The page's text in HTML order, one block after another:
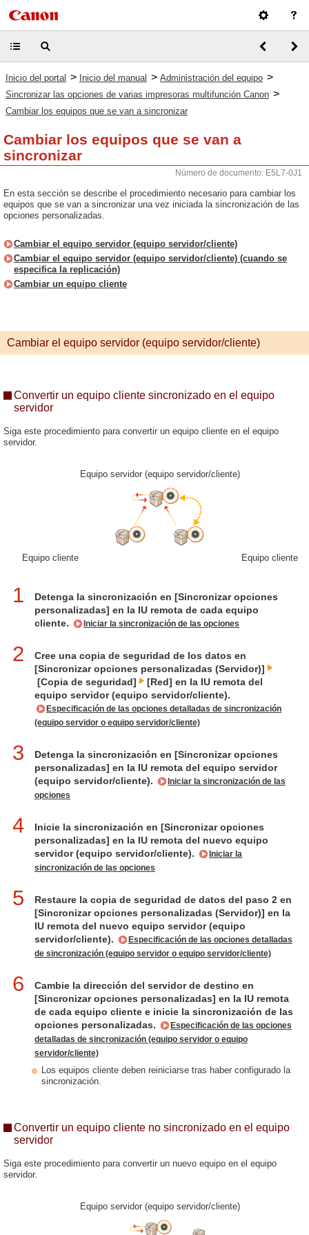
Inicio del portal > Inicio del manual > Administración del equipo >
Sincronizar las opciones de varias impresoras multifunción Canon >
Cambiar los equipos que se van a sincronizar
Cambiar los equipos que se van a
sincronizar
Número de documento: E5L7-0J1
En esta sección se describe el procedimiento necesario para cambiar los
equipos que se van a sincronizar una vez iniciada la sincronización de las
opciones personalizadas.
Cambiar el equipo servidor (equipo servidor/cliente)
Cambiar el equipo servidor (equipo servidor/cliente) (cuando se
especifica la replicación)
Cambiar un equipo cliente
Cambiar el equipo servidor (equipo servidor/cliente)
Convertir un equipo cliente sincronizado en el equipo
servidor
Siga este procedimiento para convertir un equipo cliente en el equipo
servidor.
Equipo servidor (equipo servidor/cliente)
Equipo cliente Equipo cliente
1
Detenga la sincronización en [Sincronizar opciones
personalizadas] en la IU remota de cada equipo
cliente.
Iniciar la sincronización de las opciones
2
Cree una copia de seguridad de los datos en
[Sincronizar opciones personalizadas (Servidor)]
[Copia de seguridad]
[Red] en la IU remota del
equipo servidor (equipo servidor/cliente).
Especificación de las opciones detalladas de sincronización
(equipo servidor o equipo servidor/cliente)
3
Detenga la sincronización en [Sincronizar opciones
personalizadas] en la IU remota del equipo servidor
(equipo servidor/cliente).
Iniciar la sincronización de las
opciones
4
Inicie la sincronización en [Sincronizar opciones
personalizadas] en la IU remota del nuevo equipo
servidor (equipo servidor/cliente).
Iniciar la
sincronización de las opciones
5
Restaure la copia de seguridad de datos del paso 2 en
[Sincronizar opciones personalizadas (Servidor)] en la
IU remota del nuevo equipo servidor (equipo
servidor/cliente).
Especificación de las opciones detalladas
de sincronización (equipo servidor o equipo servidor/cliente)
6
Cambie la dirección del servidor de destino en
[Sincronizar opciones personalizadas] en la IU remota
de cada equipo cliente e inicie la sincronización de las
opciones personalizadas.
Especificación de las opciones
detalladas de sincronización (equipo servidor o equipo
servidor/cliente)
Los equipos cliente deben reiniciarse tras haber configurado la
sincronización.
Convertir un equipo cliente no sincronizado en el equipo
servidor
Siga este procedimiento para convertir un nuevo equipo en el equipo
servidor.
Equipo servidor (equipo servidor/cliente)